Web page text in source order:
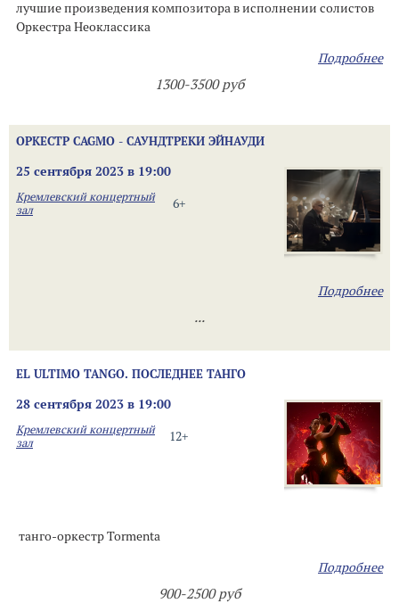
лучшие произведения композитора в исполнении солистов
Оркестра Неоклассика
Подробнее
1300-3500 руб
ОРКЕСТР CAGMO - САУНДТРЕКИ ЭЙНАУДИ
25 сентября 2023 в 19:00
6+
Кремлевский концертный
зал
Подробнее
...
EL ULTIMO TANGO. ПОСЛЕДНЕЕ ТАНГО
28 сентября 2023 в 19:00
12+
Кремлевский концертный
зал
танго-оркестр Tormenta
Подробнее
900-2500 руб